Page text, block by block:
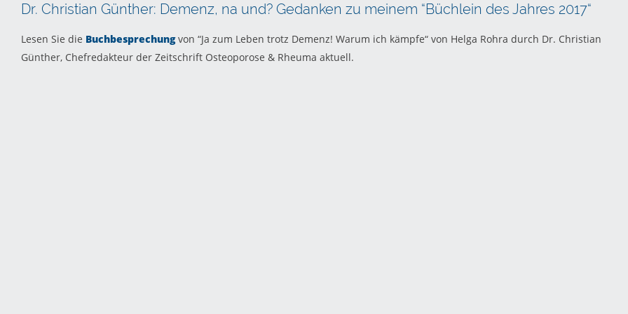
Dr. Christian Günther: Demenz, na und? Gedanken zu meinem “Büchlein des Jahres 2017“
Lesen Sie die Buchbesprechungvon “Ja zum Leben trotz Demenz! Warum ich kämpfe“ von Helga Rohra durch Dr. Christian
Günther, Chefredakteur der Zeitschrift Osteoporose & Rheuma aktuell.